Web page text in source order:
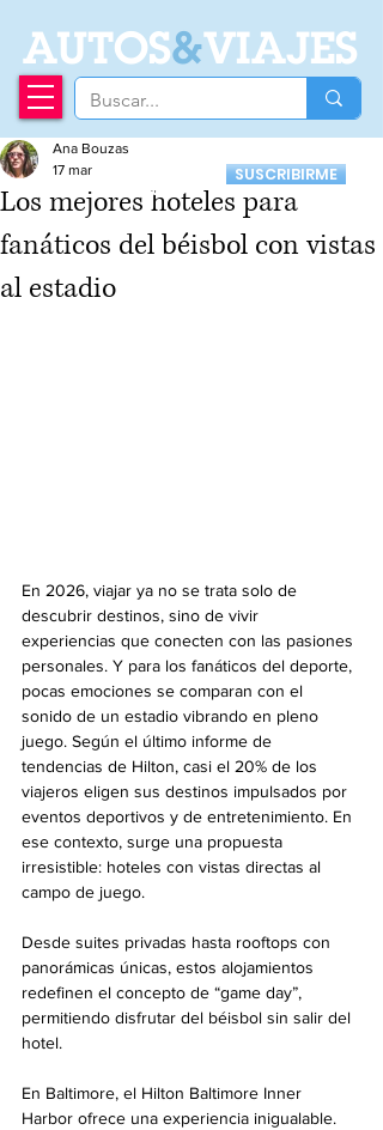
AUTOS&VIAJES
Recibí nuestro
Newsletter
SUSCRIBIRME
Los mejores hoteles para
fanáticos del béisbol con vistas
al estadio
Ana Bouzas
17 mar
En 2026, viajar ya no se trata solo de
descubrir destinos, sino de vivir
experiencias que conecten con las pasiones
personales. Y para los fanáticos del deporte,
pocas emociones se comparan con el
sonido de un estadio vibrando en pleno
juego. Según el último informe de
tendencias de Hilton, casi el 20% de los
viajeros eligen sus destinos impulsados por
eventos deportivos y de entretenimiento. En
ese contexto, surge una propuesta
irresistible: hoteles con vistas directas al
campo de juego.
Desde suites privadas hasta rooftops con
panorámicas únicas, estos alojamientos
redefinen el concepto de “game day”,
permitiendo disfrutar del béisbol sin salir del
hotel.
En Baltimore, el Hilton Baltimore Inner
Harbor ofrece una experiencia inigualable.